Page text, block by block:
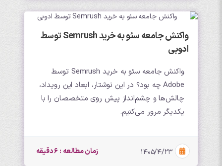
واکنش جامعه سئو به خرید Semrush توسط
ادوبی
واکنش جامعه سئو به خرید Semrush توسط
Adobe چه بود؟ در این نوشتار، ابعاد این رویداد،
چالش‌ها و چشم‌انداز پیش روی متخصصان را با
یکدیگر مرور می‌کنیم.
۱۴۰۵/۴/۲۳ زمان مطالعه : 6 دقیقه